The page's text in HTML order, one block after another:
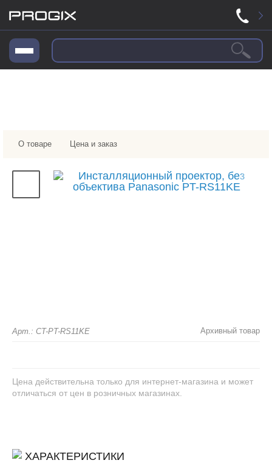
О товаре Цена и заказ
Арт.: CT-PT-RS11KE Архивный товар
Цена действительна только для интернет-магазина и может
отличаться от цен в розничных магазинах.
ХАРАКТЕРИСТИКИ